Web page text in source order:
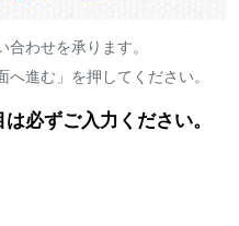
わせを承ります。
進む」を押してください。
必ずご入力ください。